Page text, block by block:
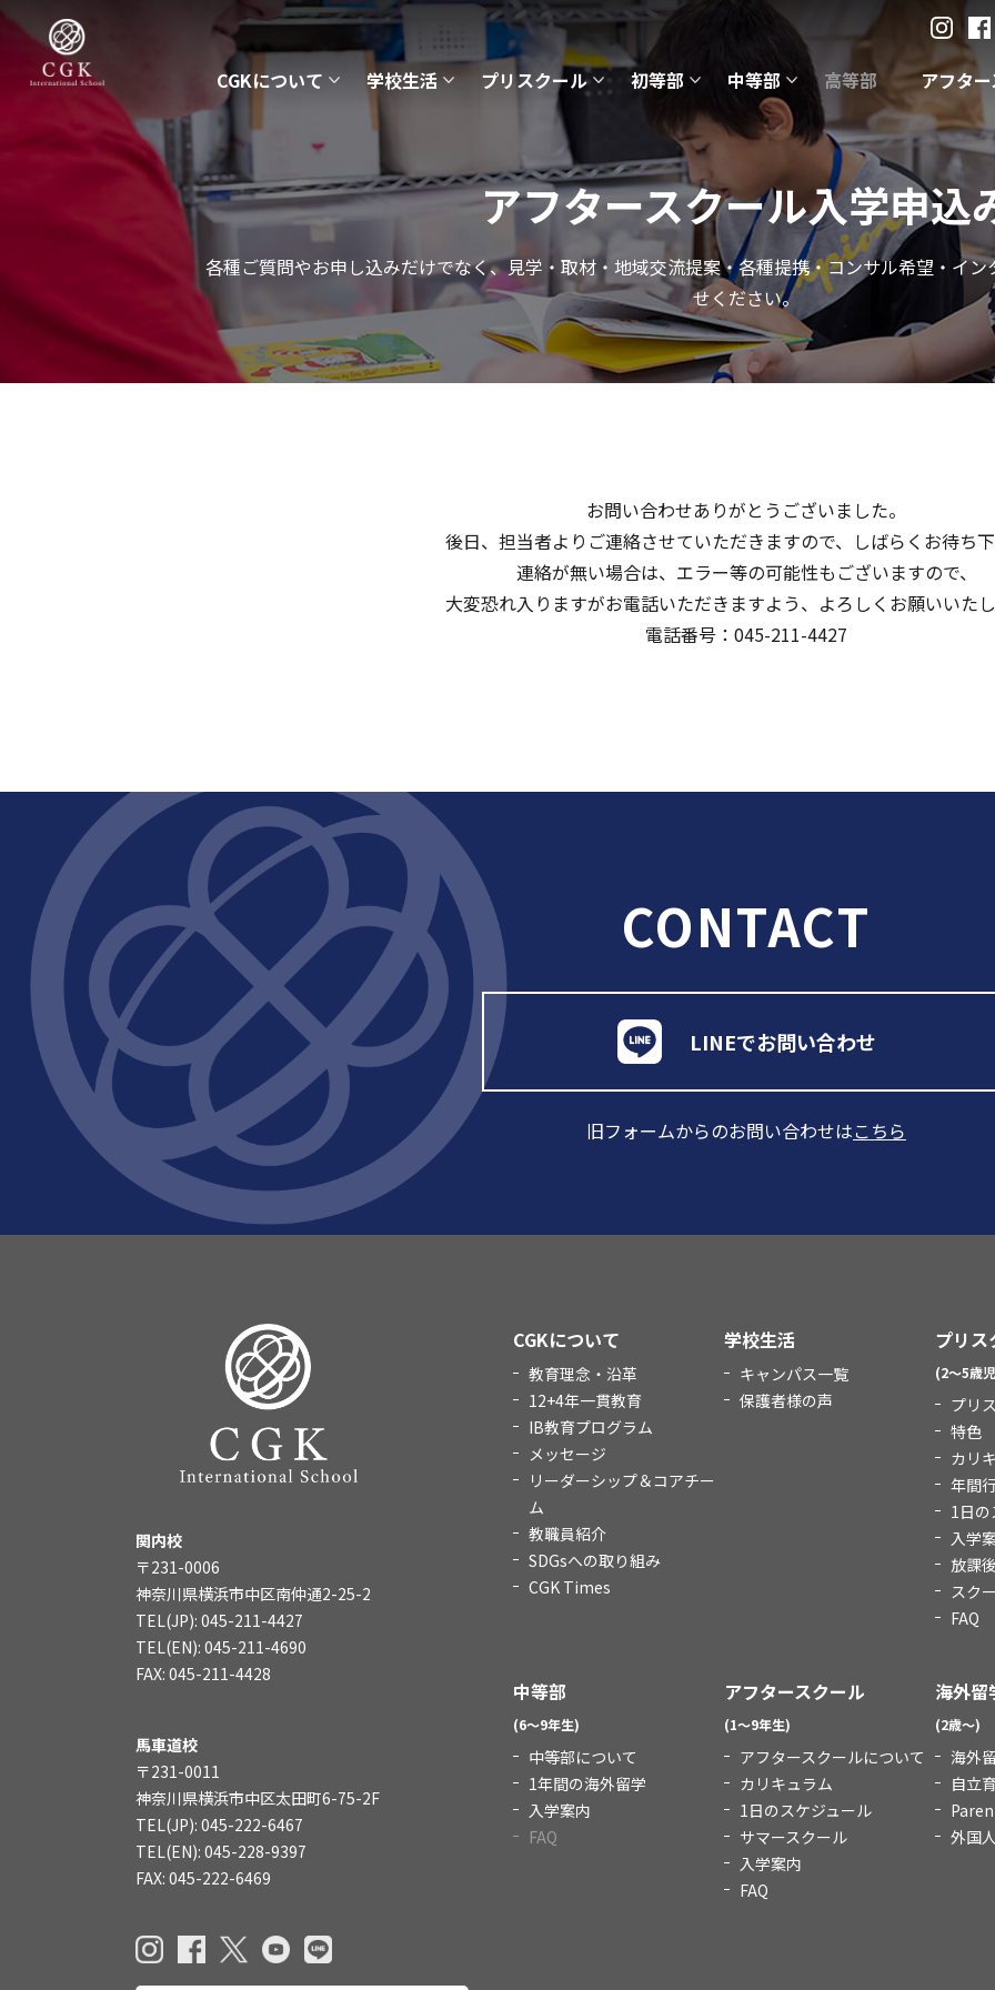
CGKについて 学校生活 プリスクール 初等部 中等部 高等部 アフタ
アフタースクール入学申込
各種ご質問やお申し込みだけでなく、見学・取材・地域交流提案・各種提携・コンサル希望・イ
せください。
お問い合わせありがとうございました。
後日、担当者よりご連絡させていただきますので、しばらくお待ち下
連絡が無い場合は、エラー等の可能性もございますので、
大変恐れ入りますがお電話いただきますよう、よろしくお願いいたし
電話番号：045-211-4427
CONTACT
LINEでお問い合わせ
旧フォームからのお問い合わせはこちら
CGKについて
教育理念・沿革
12+4年一貫教育
IB教育プログラム
メッセージ
リーダーシップ＆コアチー
ム
教職員紹介
SDGsへの取り組み
CGK Times
学校生活
キャンパス一覧
保護者様の声
プリス
(2～5歳
プリ
特色
カリ
年間
1日
入学
放課
スク
FAQ
中等部
(6～9年生)
中等部について
1年間の海外留学
入学案内
FAQ
アフタースクール
(1～9年生)
アフタースクールについて
カリキュラム
1日のスケジュール
サマースクール
入学案内
FAQ
海外留
(2歳～)
海外
自立
外国
関内校
〒231-0006
神奈川県横浜市中区南仲通2-25-2
TEL(JP): 045-211-4427
TEL(EN): 045-211-4690
FAX: 045-211-4428
馬車道校
〒231-0011
神奈川県横浜市中区太田町6-75-2F
TEL(JP): 045-222-6467
TEL(EN): 045-228-9397
FAX: 045-222-6469